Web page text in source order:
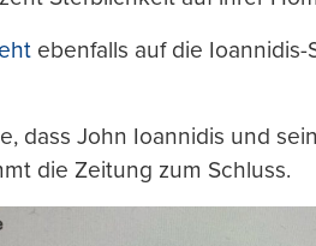
ebenfalls auf die
dass John Ioannidis und
die Zeitung zum Schluss.